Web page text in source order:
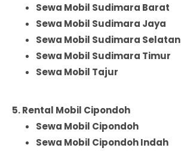
Sewa Mobil Sudimara Barat
Sewa Mobil Sudimara Jaya
Sewa Mobil Sudimara Selatan
Sewa Mobil Sudimara Timur
Sewa Mobil Tajur
5. Rental Mobil Cipondoh
Sewa Mobil Cipondoh
Sewa Mobil Cipondoh Indah